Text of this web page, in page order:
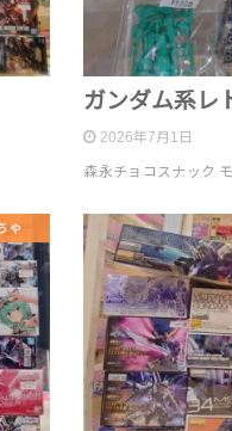
ガンダム系レ
2026年7月1日
森永チョコスナック
ゃ